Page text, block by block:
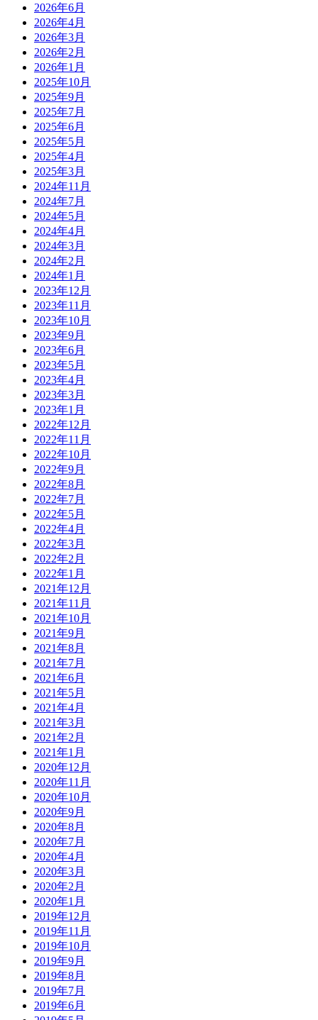
2026年6月
2026年4月
2026年3月
2026年2月
2026年1月
2025年10月
2025年9月
2025年7月
2025年6月
2025年5月
2025年4月
2025年3月
2024年11月
2024年7月
2024年5月
2024年4月
2024年3月
2024年2月
2024年1月
2023年12月
2023年11月
2023年10月
2023年9月
2023年6月
2023年5月
2023年4月
2023年3月
2023年1月
2022年12月
2022年11月
2022年10月
2022年9月
2022年8月
2022年7月
2022年5月
2022年4月
2022年3月
2022年2月
2022年1月
2021年12月
2021年11月
2021年10月
2021年9月
2021年8月
2021年7月
2021年6月
2021年5月
2021年4月
2021年3月
2021年2月
2021年1月
2020年12月
2020年11月
2020年10月
2020年9月
2020年8月
2020年7月
2020年4月
2020年3月
2020年2月
2020年1月
2019年12月
2019年11月
2019年10月
2019年9月
2019年8月
2019年7月
2019年6月